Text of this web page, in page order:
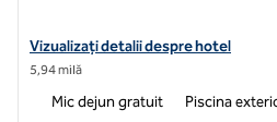
Vizualizați detaliile hotelului
Vizualizați detalii despre hotel
5,94 milă
Mic dejun gratuit Piscina